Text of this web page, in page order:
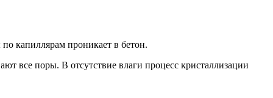
капиллярам проникает в бетон.
все поры. В отсутствие влаги процесс кристаллизации